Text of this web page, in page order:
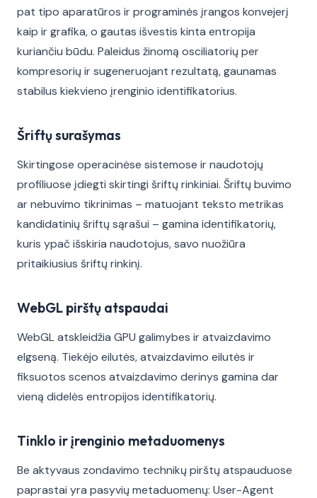
pat tipo aparatūros ir programinės įrangos konvejerį
kaip ir grafika, o gautas išvestis kinta entropija
kuriančiu būdu. Paleidus žinomą osciliatorių per
kompresorių ir sugeneruojant rezultatą, gaunamas
stabilus kiekvieno įrenginio identifikatorius.
Šriftų surašymas
Skirtingose operacinėse sistemose ir naudotojų
profiliuose įdiegti skirtingi šriftų rinkiniai. Šriftų buvimo
ar nebuvimo tikrinimas – matuojant teksto metrikas
kandidatinių šriftų sąrašui – gamina identifikatorių,
kuris ypač išskiria naudotojus, savo nuožiūra
pritaikiusius šriftų rinkinį.
WebGL pirštų atspaudai
WebGL atskleidžia GPU galimybes ir atvaizdavimo
elgseną. Tiekėjo eilutės, atvaizdavimo eilutės ir
fiksuotos scenos atvaizdavimo derinys gamina dar
vieną didelės entropijos identifikatorių.
Tinklo ir įrenginio metaduomenys
Be aktyvaus zondavimo technikų pirštų atspauduose
paprastai yra pasyvių metaduomenų: User-Agent